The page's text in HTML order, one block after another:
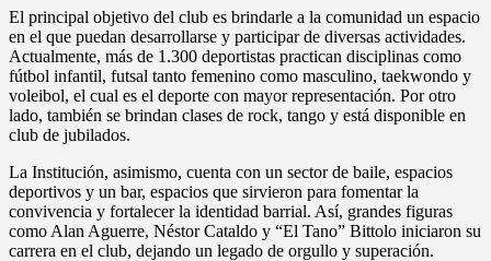
El principal objetivo del club es brindarle a la comunidad un espacio
en el que puedan desarrollarse y participar de diversas actividades.
Actualmente, más de 1.300 deportistas practican disciplinas como
fútbol infantil, futsal tanto femenino como masculino, taekwondo y
voleibol, el cual es el deporte con mayor representación. Por otro
lado, también se brindan clases de rock, tango y está disponible en
club de jubilados.
La Institución, asimismo, cuenta con un sector de baile, espacios
deportivos y un bar, espacios que sirvieron para fomentar la
convivencia y fortalecer la identidad barrial. Así, grandes figuras
como Alan Aguerre, Néstor Cataldo y “El Tano” Bittolo iniciaron su
carrera en el club, dejando un legado de orgullo y superación.